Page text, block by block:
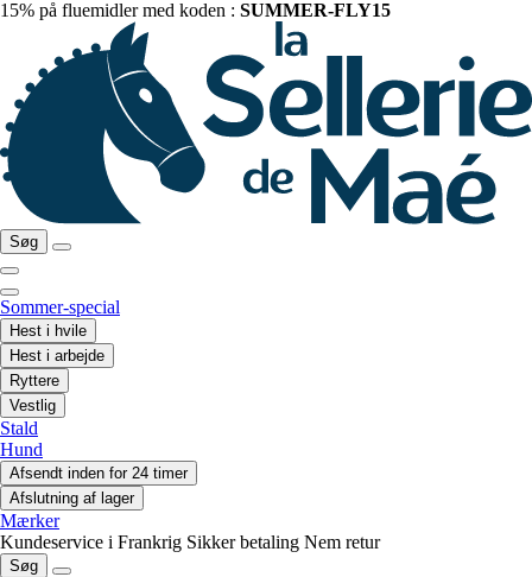
15% på fluemidler med koden : SUMMER-FLY15
Søg
Sommer-special
Hest i hvile
Hest i arbejde
Ryttere
Vestlig
Stald
Hund
Afsendt inden for 24 timer
Afslutning af lager
Mærker
Kundeservice i Frankrig Sikker betaling Nem retur
Søg